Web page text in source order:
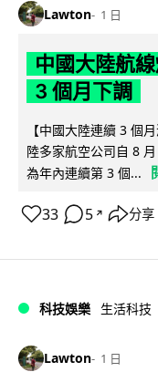
Lawton 1 日
中國大陸航
3 個月下調
【中國大陸連續 3 個
陸多家航空公司自 8
為年內連續第 3 個...
33 5 ↗ 分享
科技娛樂 生活科技
Lawton 1 日